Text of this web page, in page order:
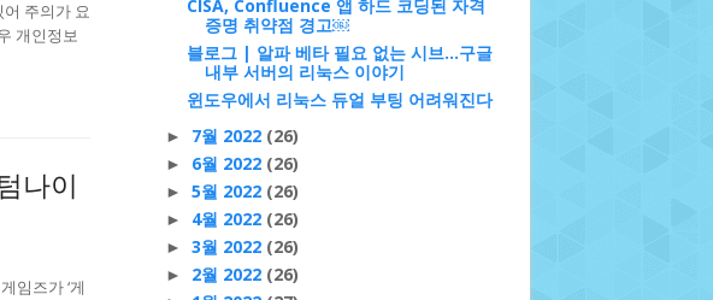
주의가 요
개인정보
나이
임즈가 ‘게
CISA, Confluence 앱 하드 코딩된 자격
증명 취약점 경고￼
블로그 | 알파 베타 필요 없는 시브…구글
내부 서버의 리눅스 이야기
윈도우에서 리눅스 듀얼 부팅 어려워진다
► 7월 2022 (26)
► 6월 2022 (26)
► 5월 2022 (26)
► 4월 2022 (26)
► 3월 2022 (26)
► 2월 2022 (26)